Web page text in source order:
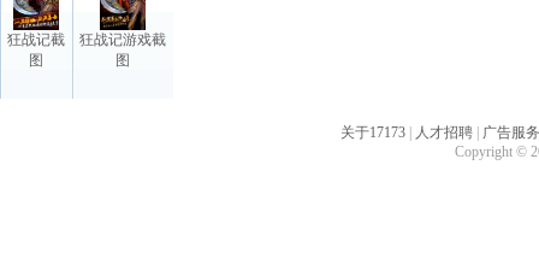
狂战记截
图
狂战记游戏截
图
关于17173 人才招聘
广告服务
Copyright ©